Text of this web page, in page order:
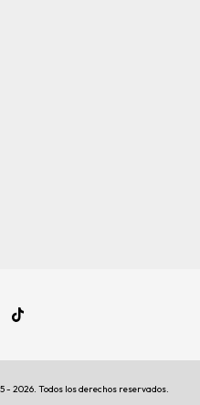
- 2026. Todos los derechos reservados.